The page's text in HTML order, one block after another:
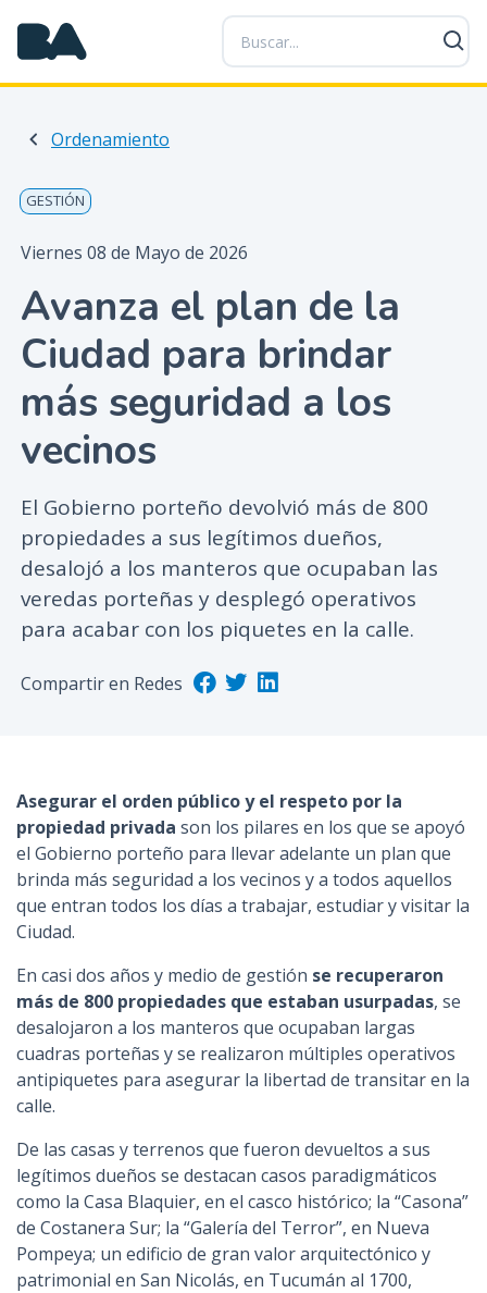
P
a
s
a
n
n
i
o
n
c
i
a
l
Ordenamiento
GESTIÓN
Viernes 08 de Mayo de 2026
Avanza el plan de la
Ciudad para brindar
más seguridad a los
vecinos
El Gobierno porteño devolvió más de 800
propiedades a sus legítimos dueños,
desalojó a los manteros que ocupaban las
veredas porteñas y desplegó operativos
para acabar con los piquetes en la calle.
Compartir en Redes
Asegurar el orden público y el respeto por la
propiedad privada son los pilares en los que se apoyó
el Gobierno porteño para llevar adelante un plan que
brinda más seguridad a los vecinos y a todos aquellos
que entran todos los días a trabajar, estudiar y visitar la
Ciudad.
En casi dos años y medio de gestión se recuperaron
más de 800 propiedades que estaban usurpadas, se
desalojaron a los manteros que ocupaban largas
cuadras porteñas y se realizaron múltiples operativos
antipiquetes para asegurar la libertad de transitar en la
calle.
De las casas y terrenos que fueron devueltos a sus
legítimos dueños se destacan casos paradigmáticos
como la Casa Blaquier, en el casco histórico; la “Casona”
de Costanera Sur; la “Galería del Terror”, en Nueva
Pompeya; un edificio de gran valor arquitectónico y
patrimonial en San Nicolás, en Tucumán al 1700,